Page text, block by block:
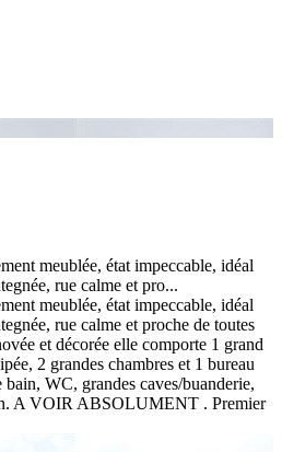
meublée, état impeccable, idéal
rue calme et pro...
meublée, état impeccable, idéal
rue calme et proche de toutes
et décorée elle comporte 1 grand
2 grandes chambres et 1 bureau
WC, grandes caves/buanderie,
A VOIR ABSOLUMENT . Premier